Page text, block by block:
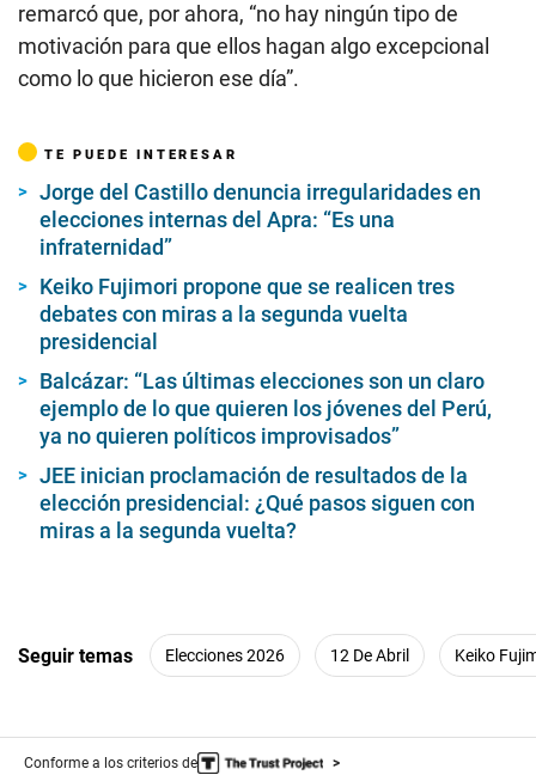
remarcó que, por ahora, “no hay ningún tipo de
motivación para que ellos hagan algo excepcional
como lo que hicieron ese día”.
TE PUEDE INTERESAR
Jorge del Castillo denuncia irregularidades en
elecciones internas del Apra: “Es una
infraternidad”
Keiko Fujimori propone que se realicen tres
debates con miras a la segunda vuelta
presidencial
Balcázar: “Las últimas elecciones son un claro
ejemplo de lo que quieren los jóvenes del Perú,
ya no quieren políticos improvisados”
JEE inician proclamación de resultados de la
elección presidencial: ¿Qué pasos siguen con
miras a la segunda vuelta?
Seguir temas Elecciones 2026 12 De Abril Keiko
Conforme a los criterios de